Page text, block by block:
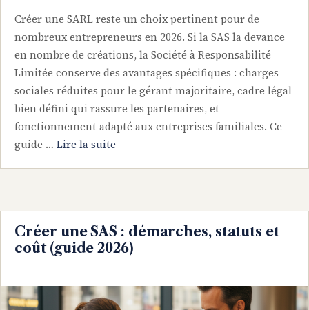
Créer une SARL reste un choix pertinent pour de
nombreux entrepreneurs en 2026. Si la SAS la devance
en nombre de créations, la Société à Responsabilité
Limitée conserve des avantages spécifiques : charges
sociales réduites pour le gérant majoritaire, cadre légal
bien défini qui rassure les partenaires, et
fonctionnement adapté aux entreprises familiales. Ce
guide …Lire la suite
Créer une SAS : démarches, statuts et
coût (guide 2026)